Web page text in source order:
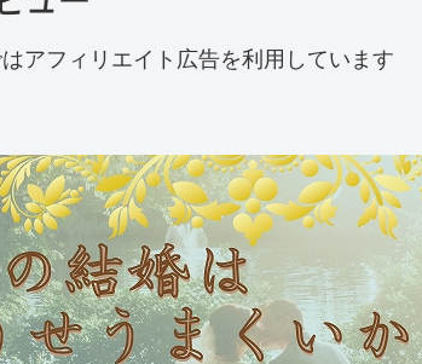
アフィリエイト広告を利用しています